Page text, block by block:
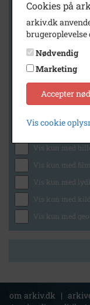
Arkiv
Faxe Kommunes
Generelt
Vis kun med
Vis kun med
Vis kun med
Vis kun med
Vis kun med
om arkiv.dk |
Cookies på
arkiv.dk
Nødvendig
Marketing
Accepter
Vis cookie